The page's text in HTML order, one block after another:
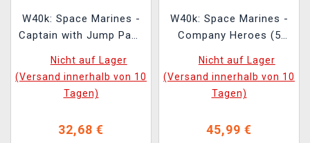
W40k: Space Marines -
Captain with Jump Pack
Figur)
Nicht auf Lager
(Versand innerhalb von 10
Tagen)
32,68 €
W40k: Space Marines -
Company Heroes (5
Nicht auf Lager
(Versand innerhalb von 10
Tagen)
45,99 €